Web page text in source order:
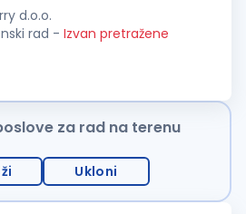
d.o.o.
rad - Izvan pretražene
za rad na terenu
Ukloni